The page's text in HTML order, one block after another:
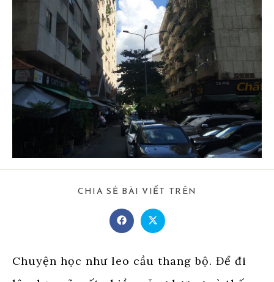
CHIA SẺ BÀI VIẾT TRÊN
Opens
in
window
Opens
in
window
Chuyện học như leo cầu thang bộ. Để đi